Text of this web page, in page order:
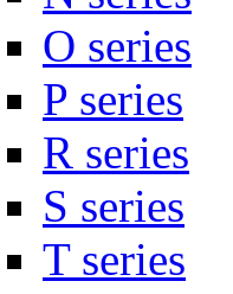
O series
P series
R series
S series
T series